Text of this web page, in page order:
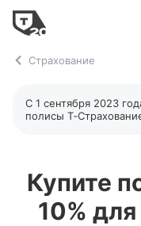
Страхование
С 1 сентября 2023
полисы
Купите
10%